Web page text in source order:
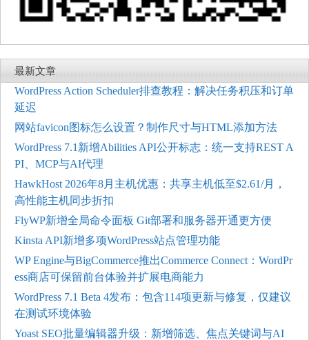
最新文章
WordPress Action Scheduler排查教程：解决任务积压和订单
延迟
网站favicon图标怎么设置？制作尺寸与HTML添加方法
WordPress 7.1新增Abilities API公开标志：统一支持REST A
PI、MCP与AI代理
HawkHost 2026年8月主机优惠：共享主机低至$2.61/月，
高性能主机同步折扣
FlyWP新增全局命令面板 Git部署和服务器开通更方便
Kinsta API新增多项WordPress站点管理功能
WP Engine与BigCommerce推出Commerce Connect：WordPr
ess商店可保留前台体验并扩展电商能力
WordPress 7.1 Beta 4发布：包含114项更新与修复，仅建议
在测试环境体验
Yoast SEO批量编辑器升级：新增筛选、焦点关键词与AI